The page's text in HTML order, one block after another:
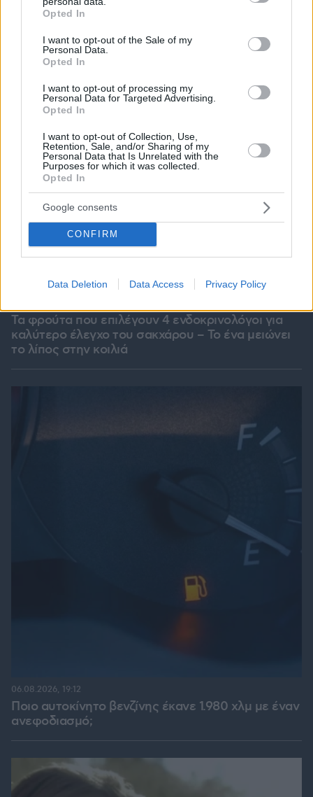
grant or deny consent to Google and its third-party tags to
use your data for below specified purposes in below Google
consent section.
Opted In
I want to opt-out of the Sale of my
Personal Data.
Opted In
I want to opt-out of processing my
Personal Data for Targeted Advertising.
Opted In
I want to opt-out of Collection, Use,
Retention, Sale, and/or Sharing of my
Personal Data that Is Unrelated with the
Purposes for which it was collected.
Opted In
Google consents
CONFIRM
Data Deletion Data Access Privacy Policy
Τα φρούτα που επιλέγουν 4 ενδοκρινολόγοι για
καλύτερο έλεγχο του σακχάρου – Το ένα μειώνει
το λίπος στην κοιλιά
Ποιο αυτοκίνητο βενζίνης έκανε 1.980 χλμ με έναν
ανεφοδιασμό;
06.08.2026, 19:12